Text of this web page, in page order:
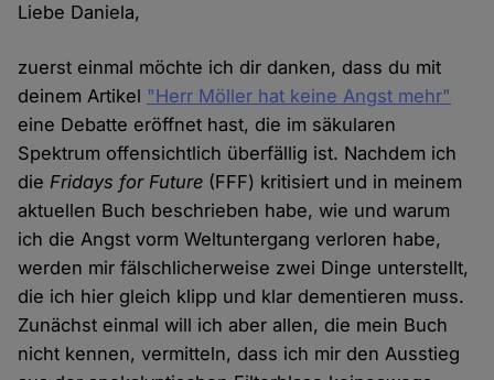
Liebe Daniela,
zuerst einmal möchte ich dir danken, dass du mit
deinem Artikel "Herr Möller hat keine Angst mehr"
eine Debatte eröffnet hast, die im säkularen
Spektrum offensichtlich überfällig ist. Nachdem ich
dieFridays for Future (FFF) kritisiert und in meinem
aktuellen Buch beschrieben habe, wie und warum
ich die Angst vorm Weltuntergang verloren habe,
werden mir fälschlicherweise zwei Dinge unterstellt,
die ich hier gleich klipp und klar dementieren muss.
Zunächst einmal will ich aber allen, die mein Buch
nicht kennen, vermitteln, dass ich mir den Ausstieg